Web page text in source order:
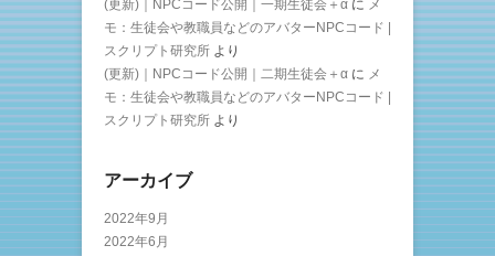
(更新)｜NPCコード公開｜一期生徒会＋α に メ
モ：生徒会や教職員などのアバターNPCコード |
スクリプト研究所 より
(更新)｜NPCコード公開｜二期生徒会＋α に メ
モ：生徒会や教職員などのアバターNPCコード |
スクリプト研究所 より
アーカイブ
2022年9月
2022年6月